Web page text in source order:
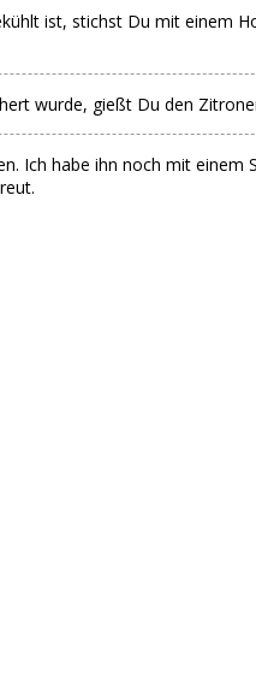
ist, stichst Du mit einem
wurde, gießt Du den
Ich habe ihn noch mit einem